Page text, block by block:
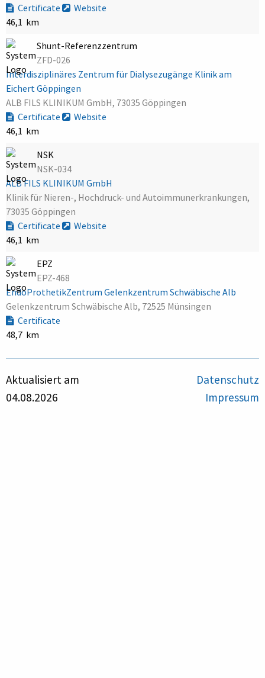
Certificate
Website
46,1 km
Shunt-Referenzzentrum
ZFD-026
Interdisziplinäres Zentrum für Dialysezugänge Klinik am
Eichert Göppingen
ALB FILS KLINIKUM GmbH, 73035 Göppingen
Certificate
Website
46,1 km
NSK
NSK-034
ALB FILS KLINIKUM GmbH
Klinik für Nieren-, Hochdruck- und Autoimmunerkrankungen,
73035 Göppingen
Certificate
Website
46,1 km
EPZ
EPZ-468
EndoProthetikZentrum Gelenkzentrum Schwäbische Alb
Gelenkzentrum Schwäbische Alb, 72525 Münsingen
Certificate
48,7 km
Aktualisiert am
04.08.2026
Datenschutz
Impressum